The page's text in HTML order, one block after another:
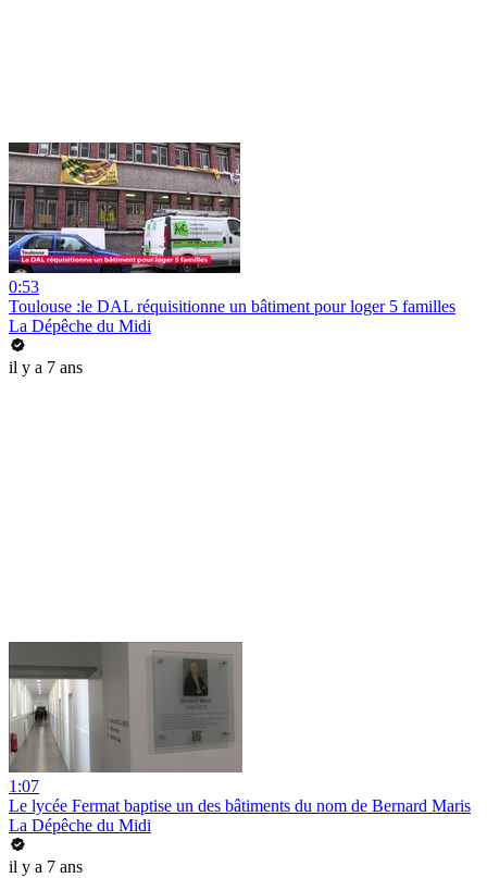
0:53
Toulouse :le DAL réquisitionne un bâtiment pour loger 5 familles
La Dépêche du Midi
il y a 7 ans
1:07
Le lycée Fermat baptise un des bâtiments du nom de Bernard Maris
La Dépêche du Midi
il y a 7 ans